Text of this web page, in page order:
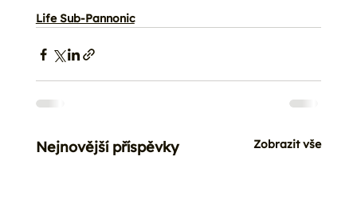
Life Sub-Pannonic
Nejnovější příspěvky Zobrazit vše